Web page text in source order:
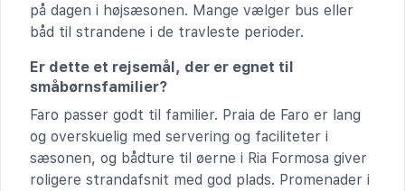
på dagen i højsæsonen. Mange vælger bus eller
båd til strandene i de travleste perioder.
Er dette et rejsemål, der er egnet til
småbørnsfamilier?
Faro passer godt til familier. Praia de Faro er lang
og overskuelig med servering og faciliteter i
sæsonen, og bådture til øerne i Ria Formosa giver
roligere strandafsnit med god plads. Promenader i